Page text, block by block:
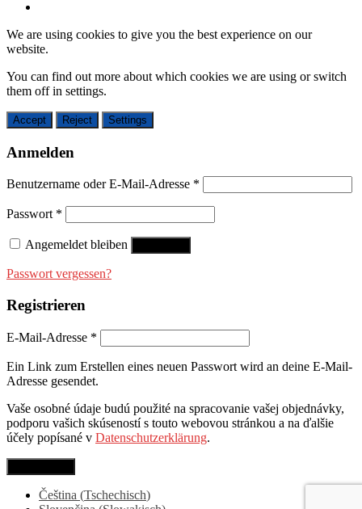
We are using cookies to give you the best experience on our
website.
You can find out more about which cookies we are using or switch
them off in settings.
Accept Reject Settings
Anmelden
Benutzername oder E-Mail-Adresse *
Passwort *
Angemeldet bleiben
Passwort vergessen?
Registrieren
E-Mail-Adresse *
Ein Link zum Erstellen eines neuen Passwort wird an deine E-Mail-
Adresse gesendet.
Vaše osobné údaje budú použité na spracovanie vašej objednávky,
podporu vašich skúseností s touto webovou stránkou a na ďalšie
účely popísané v Datenschutzerklärung.
Čeština (Tschechisch)